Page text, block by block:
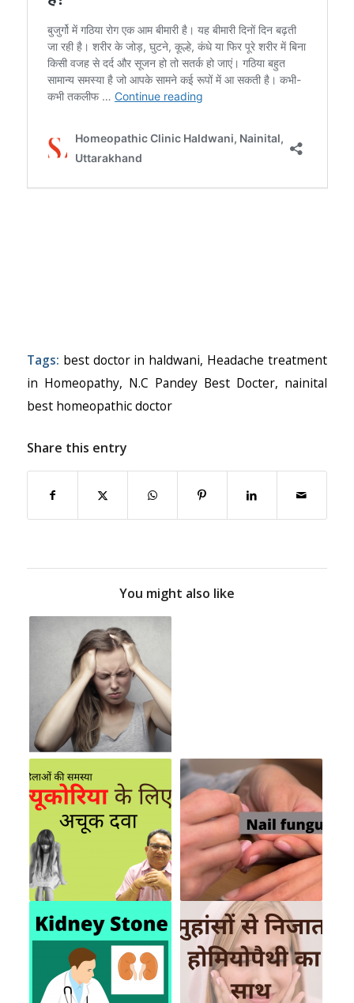
Tags: best doctor in haldwani, Headache treatment
in Homeopathy, N.C Pandey Best Docter, nainital
best homeopathic doctor
Share this entry
You might also like